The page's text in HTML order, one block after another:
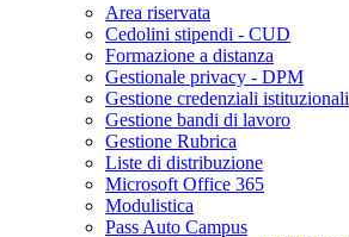
Area riservata
Cedolini stipendi - CUD
Formazione a distanza
Gestionale privacy - DPM
Gestione credenziali istituzionali
Gestione bandi di lavoro
Gestione Rubrica
Liste di distribuzione
Microsoft Office 365
Modulistica
Pass Auto Campus